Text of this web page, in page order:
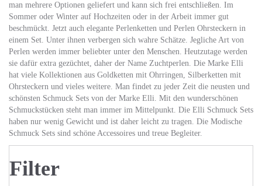
man mehrere Optionen geliefert und kann sich frei entschließen. Im
Sommer oder Winter auf Hochzeiten oder in der Arbeit immer gut
beschmückt. Jetzt auch elegante Perlenketten und Perlen Ohrsteckern in
einem Set. Unter ihnen verbergen sich wahre Schätze. Jegliche Art von
Perlen werden immer beliebter unter den Menschen. Heutzutage werden
sie dafür extra gezüchtet, daher der Name Zuchtperlen. Die Marke Elli
hat viele Kollektionen aus Goldketten mit Ohrringen, Silberketten mit
Ohrsteckern und vieles weitere. Man findet zu jeder Zeit die neusten und
schönsten Schmuck Sets von der Marke Elli. Mit den wunderschönen
Schmuckstücken steht man immer im Mittelpunkt. Die Elli Schmuck Sets
haben nur wenig Gewicht und ist daher leicht zu tragen. Die Modische
Schmuck Sets sind schöne Accessoires und treue Begleiter.
Filter